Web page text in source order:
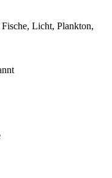
Licht, Plankton,